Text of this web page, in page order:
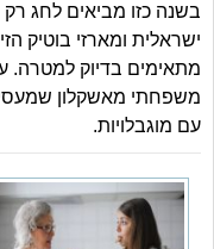
בשנה כזו מביאים לחג
ישראלית ומארזי בוטיק
מתאימים בדיוק למטרה.
משפחתי מאשקלון
עם מוגבלויות.